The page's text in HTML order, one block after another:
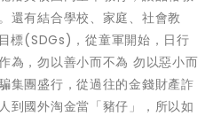
還有結合學校、家庭、社會教
標(SDGs)，從童軍開始，日行
為，勿以善小而不為 勿以惡小而
集團盛行，從過往的金錢財產詐
到國外淘金當「豬仔」，所以如